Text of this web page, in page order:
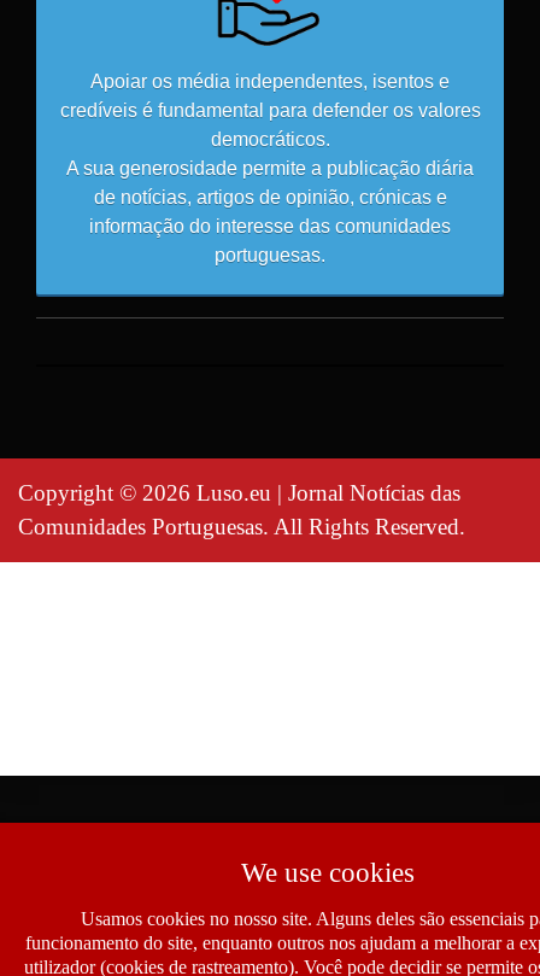
Apoiar os média independentes, isentos e
credíveis é fundamental para defender os valores
democráticos.
A sua generosidade permite a publicação diária
de notícias, artigos de opinião, crónicas e
informação do interesse das comunidades
portuguesas.
Copyright © 2026 Luso.eu | Jornal Notícias das
Comunidades Portuguesas. All Rights Reserved.
We use cookies
Usamos cookies no nosso site. Alguns deles são essenciais
funcionamento do site, enquanto outros nos ajudam a melhorar a
utilizador (cookies de rastreamento). Você pode decidir se permite